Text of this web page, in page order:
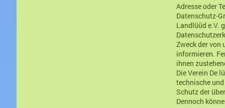
Adresse oder
Datenschutz-
Landlüüd e.V.
Zweck der von
informieren.
ihnen
Die Verein De
technische
Schutz der
Dennoch